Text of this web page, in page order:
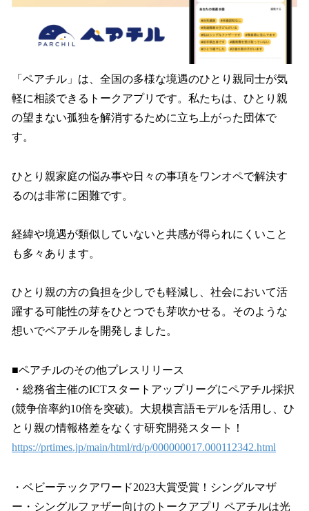
「ペアチル」は、全国の多様な境遇のひとり親同士が気
軽に相談できるトークアプリです。私たちは、ひとり親
の望まない孤独を解消するために立ち上がった団体で
す。
ひとり親家庭の悩み事や日々の事項をワンオペで解決す
るのは非常に困難です。
経緯や境遇が類似していないと共感が得られにくいこと
も多々あります。
ひとり親の方の負担を少しでも軽減し、社会において活
躍する可能性の芽をひとつでも芽吹かせる。そのような
想いでペアチルを開発しました。
■ペアチルのその他プレスリリース
・総務省主催のICTスタートアップリーグにペアチル採択
(競争倍率約10倍を突破)。大規模言語モデルを活用し、ひ
とり親の情報格差をなくす研究開発スタート！
https://prtimes.jp/main/html/rd/p/000000017.000112342.html
・ベビーテックアワード2023大賞受賞！シングルマザ
ー・シングルファザー向けのトークアプリ ペアチルは光